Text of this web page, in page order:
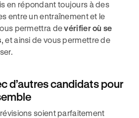
en répondant toujours à des
entre un entraînement et le
permettra devérifier où se
, et ainsi de vous permettre de
d’autres candidats pour
soient parfaitement